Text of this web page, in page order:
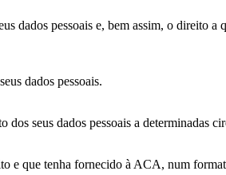
dados pessoais e, bem assim, o direito
dados pessoais.
dos seus dados pessoais a determinadas
e que tenha fornecido à ACA, num